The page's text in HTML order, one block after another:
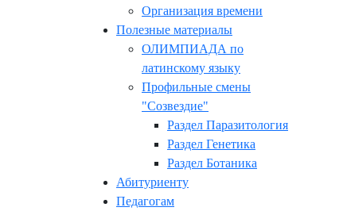
Организация времени
Полезные материалы
ОЛИМПИАДА по
латинскому языку
Профильные смены
"Созвездие"
Раздел Паразитология
Раздел Генетика
Раздел Ботаника
Абитуриенту
Педагогам